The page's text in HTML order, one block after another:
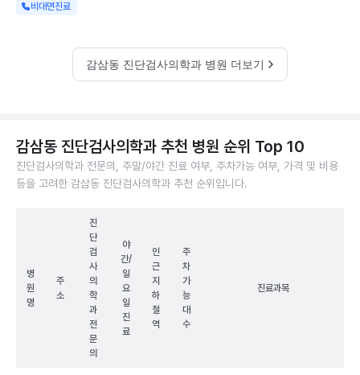
비대면진료
감삼동 진단검사의학과 병원 더보기
감삼동 진단검사의학과 추천 병원 순위 Top 10
진단검사의학과 전문의, 주말/야간 진료 여부, 주차가능 여부, 가격 및 비용
등을 고려한 감삼동 진단검사의학과 추천 순위입니다.
병
원
명
주
소
진
단
검
사
의
학
과
전
문
의
야
간/
일
요
일
진
료
인
근
지
하
철
역
주
차
가
능
대
수
진료과목